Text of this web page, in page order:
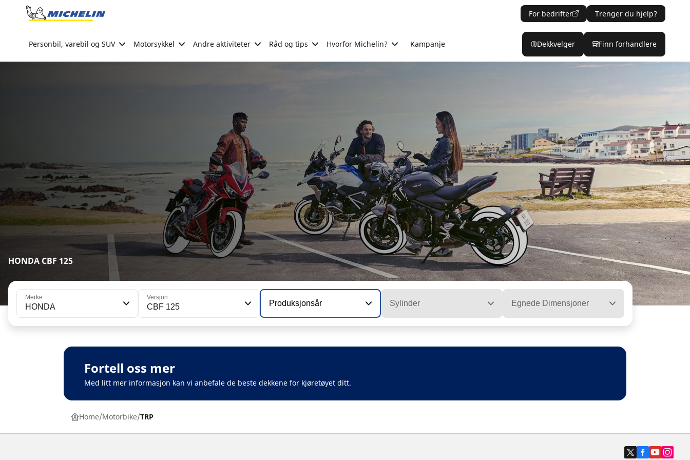
Go to page content
For bedrifter Trenger du hjelp?
Personbil, varebil og SUV Motorsykkel Andre aktiviteter Råd og tips Hvorfor Michelin? Kampanje Dekkvelger Finn forhandlere
HONDA CBF 125
Merke
HONDA
Versjon
CBF 125 Produksjonsår Sylinder Egnede Dimensjoner
Fortell oss mer
Med litt mer informasjon kan vi anbefale de beste dekkene for kjøretøyet ditt.
Home Motorbike TRP